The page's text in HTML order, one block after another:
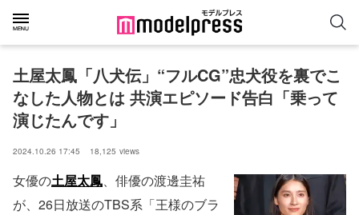
土屋太鳳「八犬伝」“フルCG”忠犬役を裏でこ
なした人物とは 共演エピソード告白「乗って
演じたんです」
2024.10.26 17:45 18,125 views
女優の土屋太鳳、俳優の渡邊圭祐
が、26日放送のTBS系「王様のブラ